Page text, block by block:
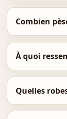
Combien
À quoi
Quelles